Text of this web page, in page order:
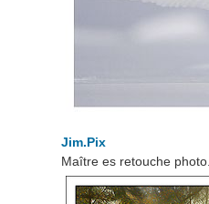
Jim.Pix
Maître es retouche